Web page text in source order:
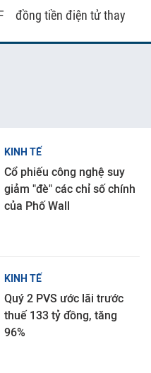
đồng tiền điện tử thay
KINH TẾ
Cổ phiếu công nghệ suy
giảm "đè" các chỉ số chính
của Phố Wall
KINH TẾ
Quý 2 PVS ước lãi trước
thuế 133 tỷ đồng, tăng
96%